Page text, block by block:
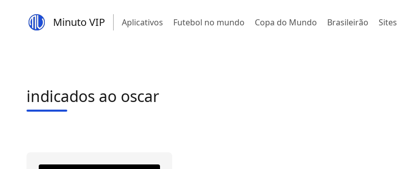
Minuto VIP Aplicativos Futebol no mundo Copa do Mundo Brasileirão Sites
indicados ao oscar